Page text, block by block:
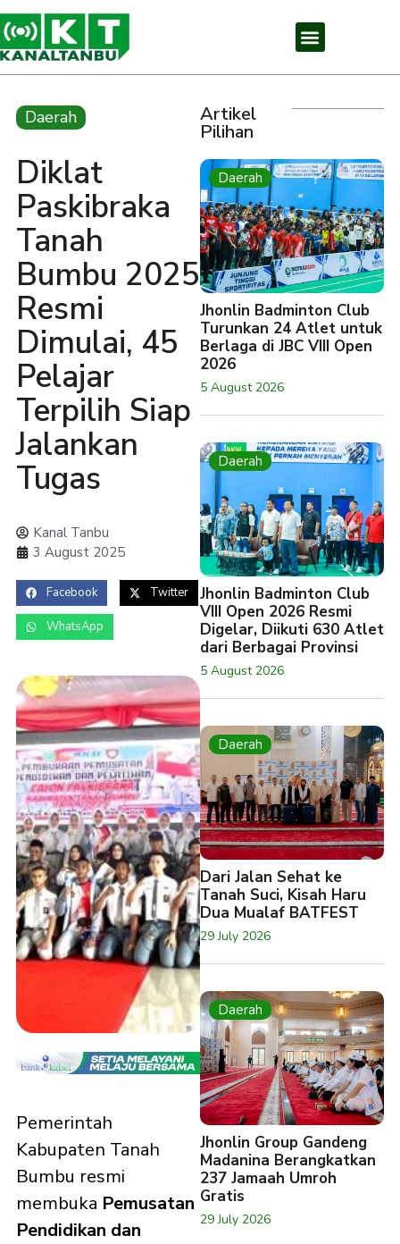
Daerah
Diklat
Paskibraka
Tanah
Bumbu 2025
Resmi
Dimulai, 45
Pelajar
Terpilih Siap
Jalankan
Tugas
Kanal Tanbu
3 August 2025
Facebook Twitter
WhatsApp
Pemerintah
Kabupaten Tanah
Bumbu resmi
membuka Pemusatan
Pendidikan dan
Artikel
Pilihan
Daerah
Jhonlin Badminton Club
Turunkan 24 Atlet untuk
Berlaga di JBC VIII Open
2026
5 August 2026
Daerah
Jhonlin Badminton Club
VIII Open 2026 Resmi
Digelar, Diikuti 630 Atlet
dari Berbagai Provinsi
5 August 2026
Daerah
Dari Jalan Sehat ke
Tanah Suci, Kisah Haru
Dua Mualaf BATFEST
29 July 2026
Daerah
Jhonlin Group Gandeng
Madanina Berangkatkan
237 Jamaah Umroh
Gratis
29 July 2026